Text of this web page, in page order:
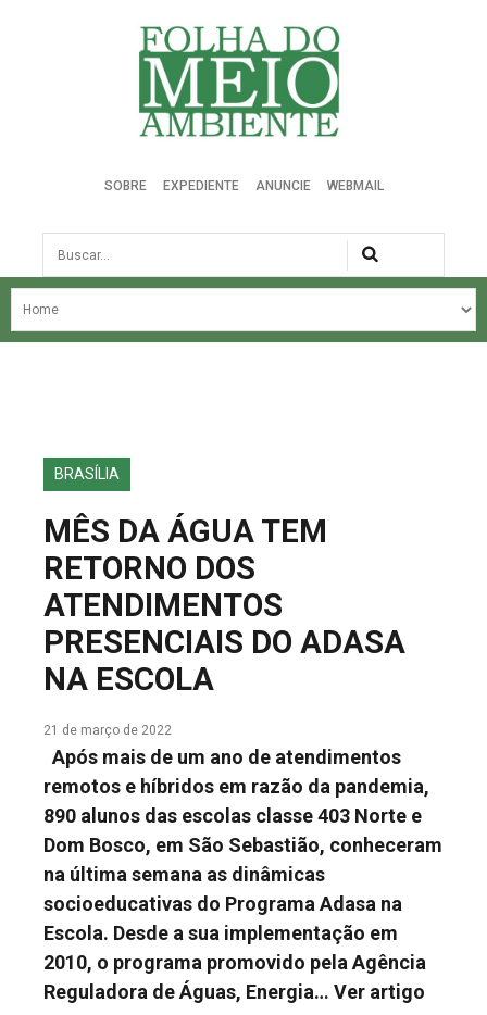
Folha do Meio Ambiente
SOBRE EXPEDIENTE ANUNCIE WEBMAIL
Busca
NOSSA HISTÓRIA
EDIÇÕES ANTERIORES
FALE CONOSCO
BRASÍLIA
MÊS DA ÁGUA TEM
RETORNO DOS
ATENDIMENTOS
PRESENCIAIS DO ADASA
NA ESCOLA
21 de março de 2022
Após mais de um ano de atendimentos
remotos e híbridos em razão da pandemia,
890 alunos das escolas classe 403 Norte e
Dom Bosco, em São Sebastião, conheceram
na última semana as dinâmicas
socioeducativas do Programa Adasa na
Escola. Desde a sua implementação em
2010, o programa promovido pela Agência
Reguladora de Águas, Energia… Ver artigo